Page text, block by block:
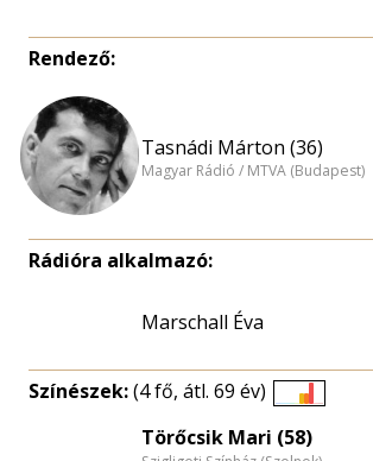
Rendező:
Tasnádi Márton (36)
Magyar Rádió / MTVA (Budapest)
Rádióra alkalmazó:
Marschall Éva
Színészek:(4 fő, átl. 69 év)
eloszlás
Törőcsik Mari (58)